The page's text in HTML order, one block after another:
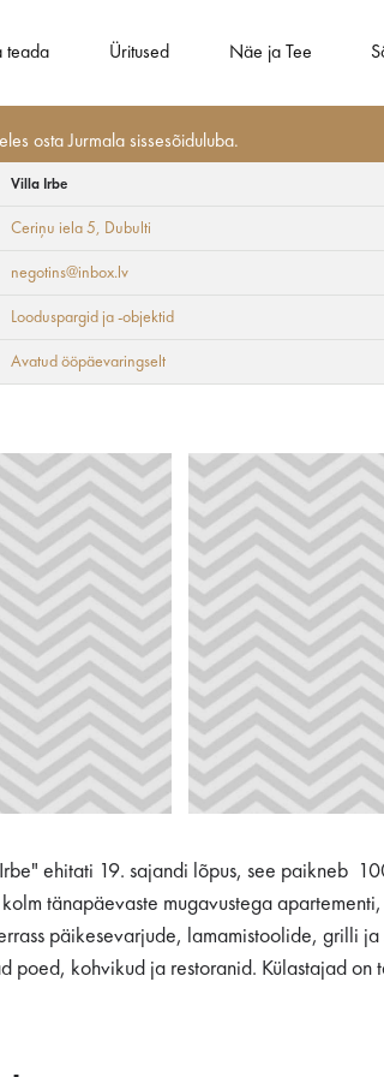
teada Üritused Näe ja Tee
osta Jurmala sissesõiduluba.
Villa Irbe
Ceriņu iela 5, Dubulti
negotins@inbox.lv
Looduspargid ja -objektid
Avatud ööpäevaringselt
ehitati 19. sajandi lõpus, see paikneb
tänapäevaste mugavustega
päikesevarjude, lamamistoolide, grilli
poed, kohvikud ja restoranid. Külastajad on